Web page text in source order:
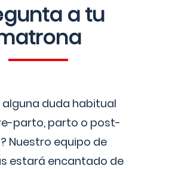
a tu
alguna duda habitual
parto, parto o post-
Nuestro equipo de
estará encantado de